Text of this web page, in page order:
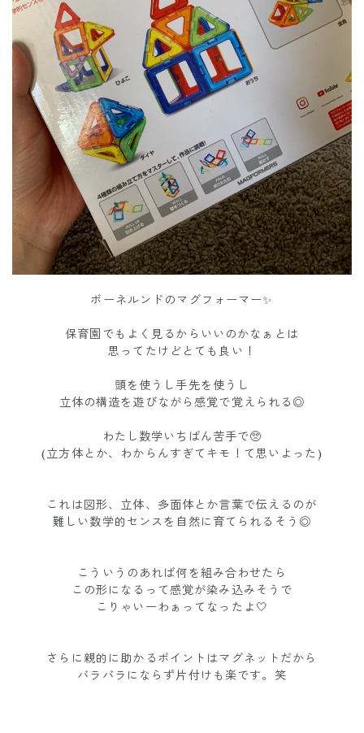
ボーネルンドのマグフォーマー✨
保育園でもよく見るからいいのかなぁとは
思ってたけどとても良い！
頭を使うし手先を使うし
立体の構造を遊びながら感覚で覚えられる◎
わたし数学いちばん苦手で🥺
(立方体とか、わからんすぎてキモ！て思いよった)
これは図形、立体、多面体とか言葉で伝えるのが
難しい数学的センスを自然に育てられるそう◎
こういうのあれば何を組み合わせたら
この形になるって感覚が染み込みそうで
こりゃいーわぁってなったよ🤍
さらに親的に助かるポイントはマグネットだから
バラバラにならず片付けも楽です。笑